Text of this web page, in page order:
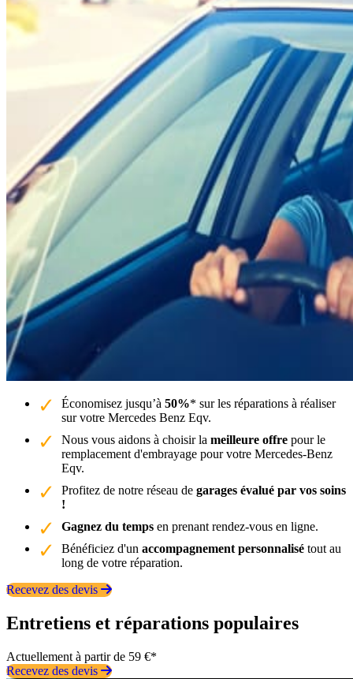
Économisez jusqu’à 50%* sur les réparations à réaliser
sur votre Mercedes Benz Eqv.
Nous vous aidons à choisir la meilleure offre pour le
remplacement d'embrayage pour votre Mercedes-Benz
Eqv.
Profitez de notre réseau de garages évalué par vos soins
!
Gagnez du temps en prenant rendez-vous en ligne.
Bénéficiez d'un accompagnement personnalisé tout au
long de votre réparation.
Recevez des devis
Entretiens et réparations populaires
Actuellement à partir de 59 €*
Recevez des devis